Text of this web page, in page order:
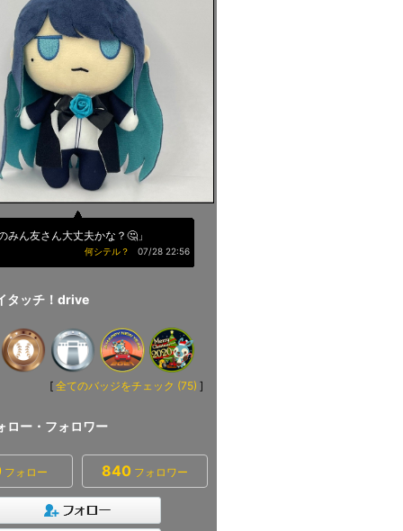
みん友さん大丈夫かな？🤔」
何シテル？ 07/28 22:56
タッチ！drive
[ 全てのバッジをチェック (75) ]
ロー・フォロワー
フォロー 840 フォロワー